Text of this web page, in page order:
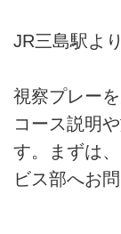
JR三島駅よ
視察プレー
コース説明
す。まずは
ビス部へお